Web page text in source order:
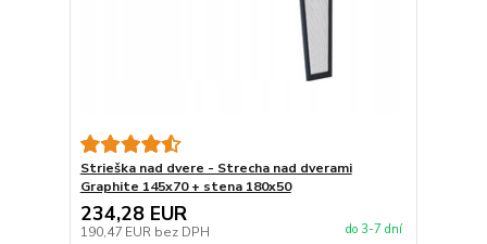
Strieška nad dvere - Strecha nad dverami
Graphite 145x70 + stena 180x50
234,28 EUR
190,47 EUR bez DPH do 3-7 dní